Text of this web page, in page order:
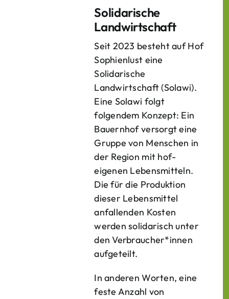
Solidarische
Landwirtschaft
Seit 2023 besteht auf Hof
Sophienlust eine
Solidarische
Landwirtschaft (Solawi).
Eine Solawi folgt
folgendem Konzept: Ein
Bauern­hof versorgt eine
Gruppe von Menschen in
der Region mit hof­
eigenen Lebens­mitteln.
Die für die Produktion
dieser Lebens­mittel
anfallenden Kosten
werden solidarisch unter
den Verbraucher*­innen
aufgeteilt.
In anderen Worten, eine
feste Anzahl von